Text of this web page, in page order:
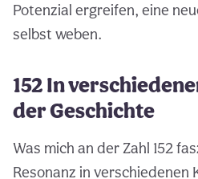
Potenzial ergreifen, eine
selbst weben.
152 In
der Geschichte
Was mich an der Zahl 152
Resonanz in verschiedenen